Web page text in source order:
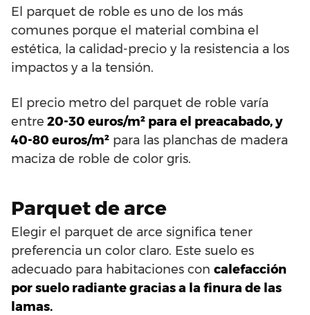
El parquet de roble es uno de los más
comunes porque el material combina el
estética, la calidad-precio y la resistencia a los
impactos y a la tensión.
El precio metro del parquet de roble varía
entre 20-30 euros/m² para el preacabado, y
40-80 euros/m² para las planchas de madera
maciza de roble de color gris.
Parquet de arce
Elegir el parquet de arce significa tener
preferencia un color claro. Este suelo es
adecuado para habitaciones con calefacción
por suelo radiante gracias a la finura de las
lamas.